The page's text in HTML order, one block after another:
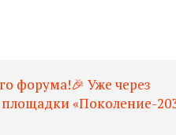
форума!🎉 Уже через
«Поколение-